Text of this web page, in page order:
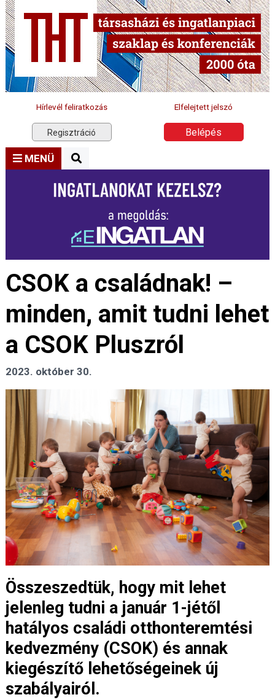
Hírlevél feliratkozás Elfelejtett jelszó
Regisztráció Belépés
MENÜ
CSOK a családnak! –
minden, amit tudni lehet
a CSOK Pluszról
2023. október 30.
Összeszedtük, hogy mit lehet
jelenleg tudni a január 1-jétől
hatályos családi otthonteremtési
kedvezmény (CSOK) és annak
kiegészítő lehetőségeinek új
szabályairól.